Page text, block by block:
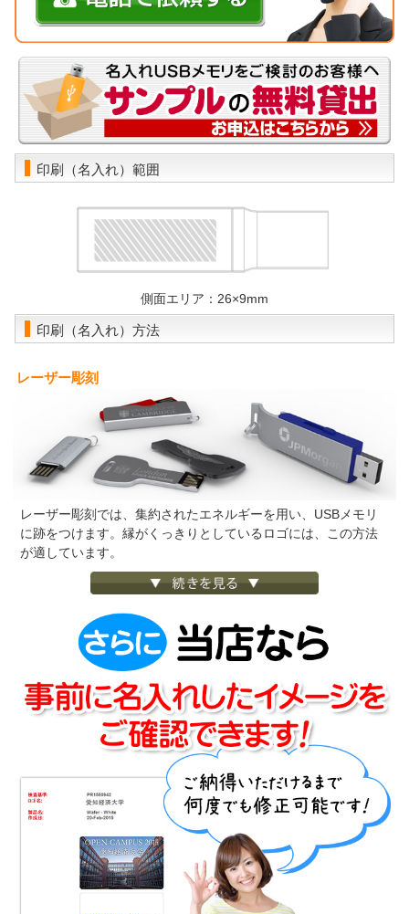
印刷（名入れ）範囲
側面エリア：26×9mm
印刷（名入れ）方法
レーザー彫刻
レーザー彫刻では、集約されたエネルギーを用い、USBメモリ
に跡をつけます。縁がくっきりとしているロゴには、この方法
が適しています。